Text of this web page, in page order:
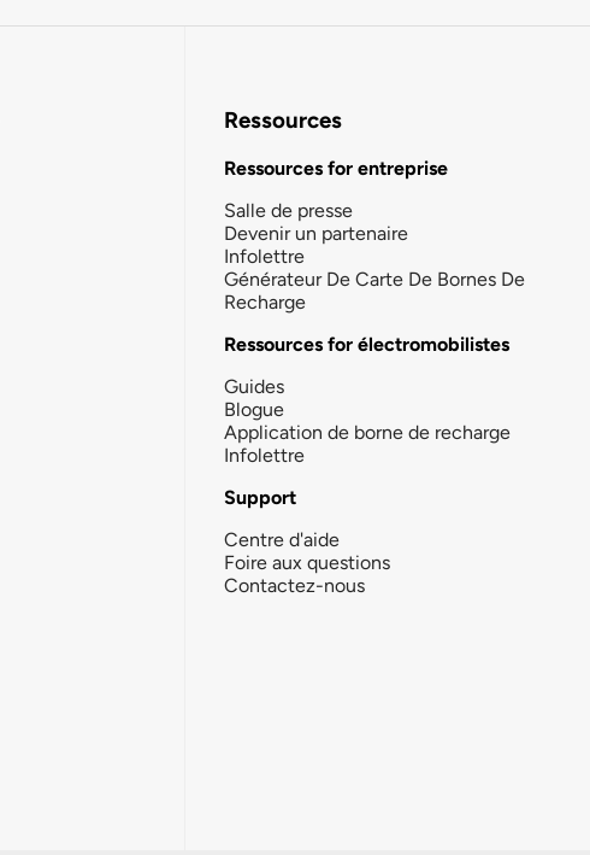
Ressources
Ressources for entreprise
Salle de presse
Devenir un partenaire
Infolettre
Générateur De Carte De Bornes De
Recharge
Ressources for électromobilistes
Guides
Blogue
Application de borne de recharge
Infolettre
Support
Centre d'aide
Foire aux questions
Contactez-nous